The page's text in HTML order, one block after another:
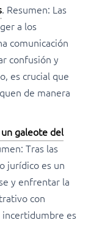
. Resumen: Las
a los
comunicación
confusión y
es crucial que
de manera
galeote del
Tras las
jurídico es un
y enfrentar la
con
incertidumbre es